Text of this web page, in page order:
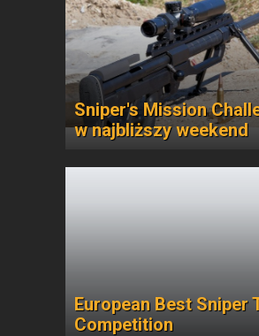
Sniper's Mission
w najbliższy weekend
European Best Sniper
Competition